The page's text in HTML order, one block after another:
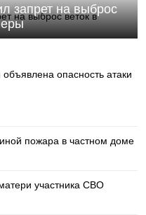
запрет на выброс
опасность атаки
пожара в частном доме
участника СВО